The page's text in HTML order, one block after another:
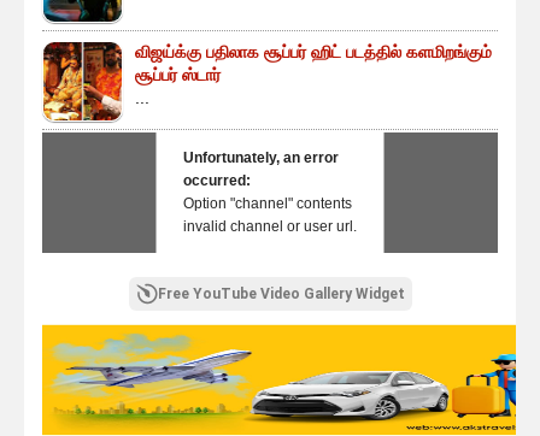
விஜய்க்கு பதிலாக சூப்பர் ஹிட் படத்தில் களமிறங்கும்
சூப்பர் ஸ்டார்
...
Unfortunately, an error
occurred:
Option "channel" contents
invalid channel or user url.
Free YouTube Video Gallery Widget